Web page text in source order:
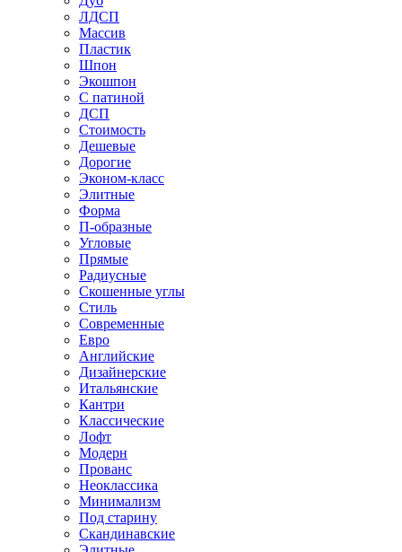
ЛДСП
Массив
Пластик
Шпон
Экошпон
С патиной
ДСП
Стоимость
Дешевые
Дорогие
Эконом-класс
Элитные
Форма
П-образные
Угловые
Прямые
Радиусные
Скошенные углы
Стиль
Современные
Евро
Английские
Дизайнерские
Итальянские
Кантри
Классические
Лофт
Модерн
Прованс
Неоклассика
Минимализм
Под старину
Скандинавские